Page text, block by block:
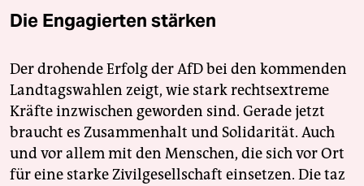
Die Engagierten stärken
Der drohende Erfolg der AfD bei den kommenden
Landtagswahlen zeigt, wie stark rechtsextreme
Kräfte inzwischen geworden sind. Gerade jetzt
braucht es Zusammenhalt und Solidarität. Auch
und vor allem mit den Menschen, die sich vor Ort
für eine starke Zivilgesellschaft einsetzen. Die taz